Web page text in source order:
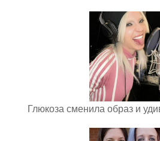
Глюкоза сменила образ и